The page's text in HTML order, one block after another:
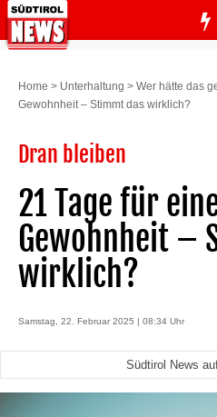
Home > Unterhaltung > Wer hätte das
Gewohnheit – Stimmt das wirklich?
Dran bleiben
21 Tage für
Gewohnheit –
wirklich?
Samstag, 22. Februar 2025 | 08:34 Uhr
Südtirol News